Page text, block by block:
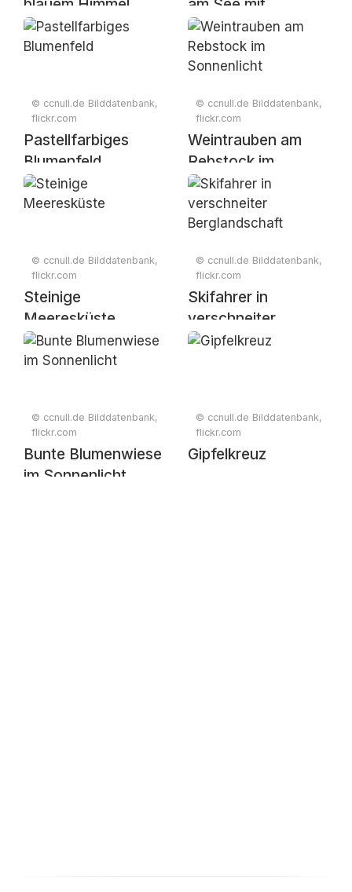
blauem Himmel
am See mit
Spiegelung
© ccnull.de Bilddatenbank,
flickr.com
Pastellfarbiges
Blumenfeld
© ccnull.de Bilddatenbank,
flickr.com
Weintrauben am
Rebstock im
Sonnenlicht
© ccnull.de Bilddatenbank,
flickr.com
Steinige
Meeresküste
© ccnull.de Bilddatenbank,
flickr.com
Skifahrer in
verschneiter
Berglandschaft
© ccnull.de Bilddatenbank,
flickr.com
Bunte Blumenwiese
im Sonnenlicht
© ccnull.de Bilddatenbank,
flickr.com
Gipfelkreuz